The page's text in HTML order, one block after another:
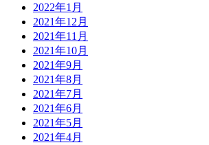
2022年1月
2021年12月
2021年11月
2021年10月
2021年9月
2021年8月
2021年7月
2021年6月
2021年5月
2021年4月